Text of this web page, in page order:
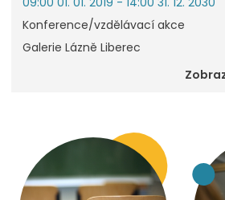
Konference/vzdělávací akce
Galerie Lázně Liberec